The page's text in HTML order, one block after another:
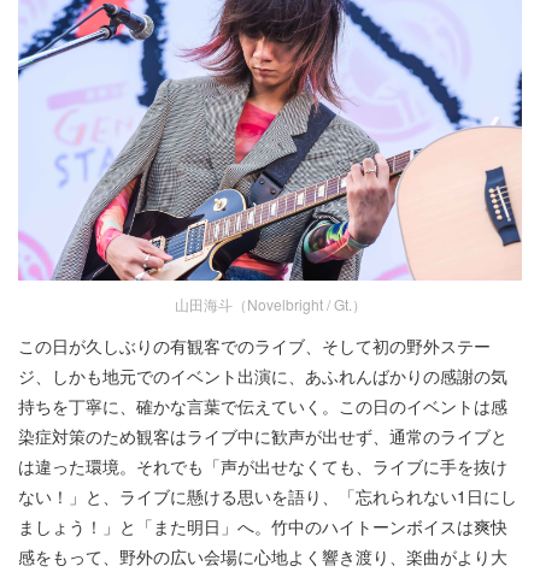
山田海斗（Novelbright / Gt.）
この日が久しぶりの有観客でのライブ、そして初の野外ステー
ジ、しかも地元でのイベント出演に、あふれんばかりの感謝の気
持ちを丁寧に、確かな言葉で伝えていく。この日のイベントは感
染症対策のため観客はライブ中に歓声が出せず、通常のライブと
は違った環境。それでも「声が出せなくても、ライブに手を抜け
ない！」と、ライブに懸ける思いを語り、「忘れられない1日にし
ましょう！」と「また明日」へ。竹中のハイトーンボイスは爽快
感をもって、野外の広い会場に心地よく響き渡り、楽曲がより大